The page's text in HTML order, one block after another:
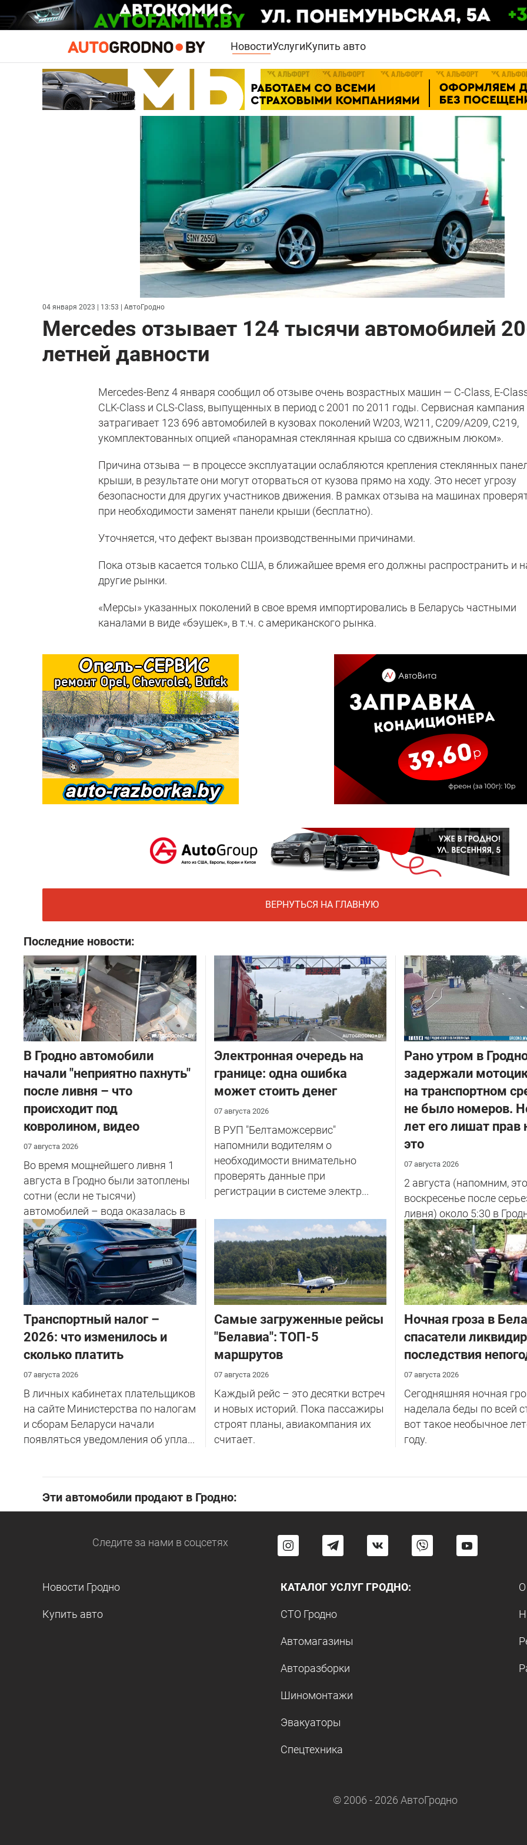
НовостиУслугиКупить авто
04 января 2023 | 13:53 | АвтоГродно
Mercedes отзывает 124 тысячи автомобилей
летней давности
Mercedes-Benz 4 января сообщил об отзыве очень возрастных машин — C-Class, E-
CLK-Class и CLS-Class, выпущенных в период с 2001 по 2011 годы. Сервисная кампания
затрагивает 123 696 автомобилей в кузовах поколений W203, W211, C209/A209, C219,
укомплектованных опцией «панорамная стеклянная крыша со сдвижным люком».
Причина отзыва — в процессе эксплуатации ослабляются крепления стеклянных
крыши, в результате они могут оторваться от кузова прямо на ходу. Это несет угрозу
безопасности для других участников движения. В рамках отзыва на машинах
при необходимости заменят панели крыши (бесплатно).
Уточняется, что дефект вызван производственными причинами.
Пока отзыв касается только США, в ближайшее время его должны распространить и
другие рынки.
«Мерсы» указанных поколений в свое время импортировались в Беларусь частными
каналами в виде «бэушек», в т.ч. с американского рынка.
ВЕРНУТЬСЯ НА ГЛАВНУЮ
Последние новости:
В Гродно автомобили
начали "неприятно пахнуть"
после ливня – что
происходит под
ковролином, видео
07 августа 2026
Во время мощнейшего ливня 1
августа в Гродно были затоплены
сотни (если не тысячи)
автомобилей – вода оказалась в
салоне...
Электронная очередь на
границе: одна ошибка
может стоить денег
07 августа 2026
В РУП "Белтаможсервис"
напомнили водителям о
необходимости внимательно
проверять данные при
регистрации в системе электр...
Рано утром в
задержали
на транспортном
не было номеров.
лет его лишат прав
это
07 августа 2026
2 августа (напомним,
воскресенье после
ливня) около 5:30 в
улице Советских
у...
Транспортный налог –
2026: что изменилось и
сколько платить
07 августа 2026
В личных кабинетах плательщиков
на сайте Министерства по налогам
и сборам Беларуси начали
появляться уведомления об упла...
Самые загруженные рейсы
"Белавиа": ТОП-5
маршрутов
07 августа 2026
Каждый рейс – это десятки встреч
и новых историй. Пока пассажиры
строят планы, авиакомпания их
считает.
Ночная гроза в
спасатели
последствия
07 августа 2026
Сегодняшняя ночная
наделала беды по всей
вот такое необычное
году.
Эти автомобили продают в Гродно:
Следите за нами в соцсетях
Новости Гродно
Купить авто
КАТАЛОГ УСЛУГ ГРОДНО:
СТО Гродно
Автомагазины
Авторазборки
Шиномонтажи
Эвакуаторы
Спецтехника
© 2006 - 2026 АвтоГродно